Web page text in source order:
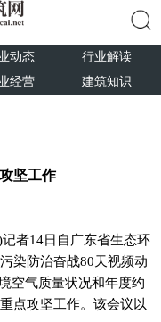
动态
行业解读
经营 建筑知识
坚工作
者14日自广东省生态环
染防治奋战80天视频动
空气质量状况和年度约
点攻坚工作。该会议以